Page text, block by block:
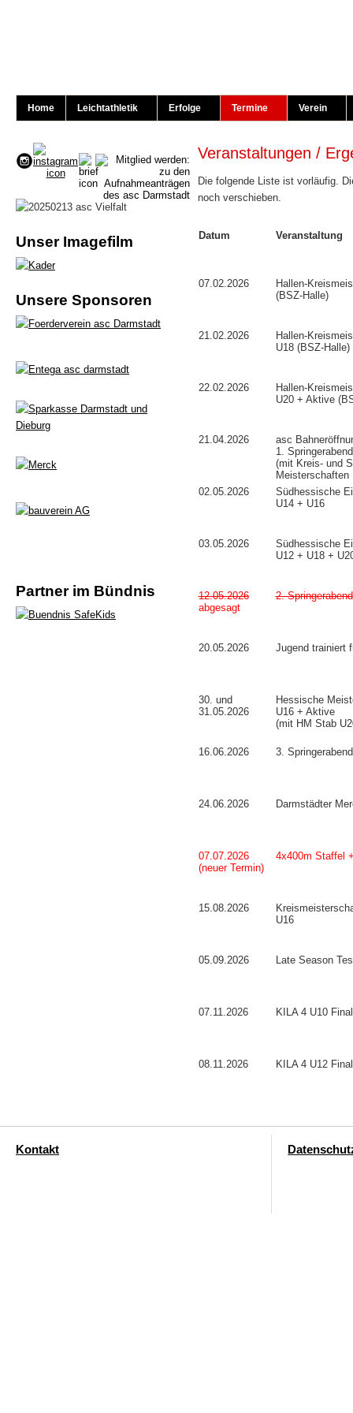
Home Leichtathletik Erfolge Termine Verein
Unser Imagefilm
Unsere Sponsoren
Partner im Bündnis
Veranstaltungen /
Die folgende Liste ist vorläufig.
noch verschieben.
Datum Veranstaltung
07.02.2026
Hallen-
(BSZ-Halle)
21.02.2026
Hallen-
U18 (BSZ-Halle)
22.02.2026
Hallen-
U20 + Aktive
21.04.2026
asc
1. Springerabend
(mit Kreis- und
02.05.2026
Südhessische
U14 + U16
03.05.2026
Südhessische
U12 + U18 +
12.05.2026
abgesagt
2. Springerabend
20.05.2026 Jugend trainiert
30. und
31.05.2026
Hessische
U16 + Aktive
(mit HM Stab
16.06.2026 3. Springerabend
24.06.2026 Darmstädter
07.07.2026
(neuer Termin)
4x400m Staffel
15.08.2026
U16
05.09.2026 Late Season
07.11.2026 KILA 4 U10
08.11.2026 KILA 4 U12
Kontakt